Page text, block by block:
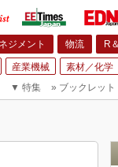
ジメント 物流 R
産業機械 素材／化学
▼ 特集 » ブックレット